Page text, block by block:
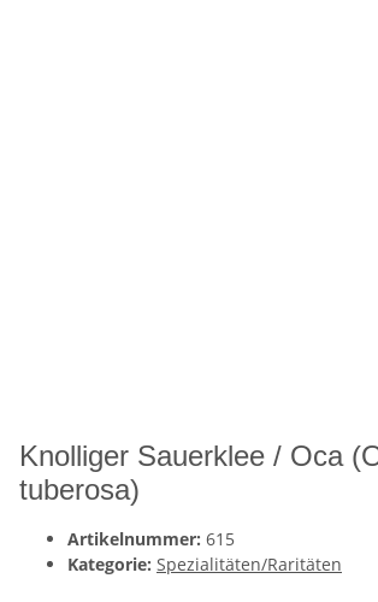
Knolliger Sauerklee / Oca
tuberosa)
Artikelnummer: 615
Kategorie: Spezialitäten/Raritäten